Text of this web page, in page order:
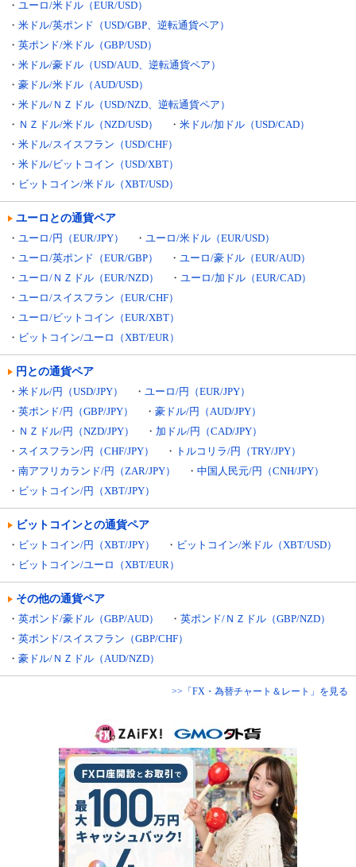
・ ユーロ/米ドル（EUR/USD）
・ 米ドル/英ポンド（USD/GBP、逆転通貨ペア）
・ 英ポンド/米ドル（GBP/USD）
・ 米ドル/豪ドル（USD/AUD、逆転通貨ペア）
・ 豪ドル/米ドル（AUD/USD）
・ 米ドル/ＮＺドル（USD/NZD、逆転通貨ペア）
・ ＮＺドル/米ドル（NZD/USD） ・ 米ドル/加ドル（USD/CAD）
・ 米ドル/スイスフラン（USD/CHF）
・ 米ドル/ビットコイン（USD/XBT）
・ ビットコイン/米ドル（XBT/USD）
ユーロとの通貨ペア
・ ユーロ/円（EUR/JPY） ・ ユーロ/米ドル（EUR/USD）
・ ユーロ/英ポンド（EUR/GBP） ・ ユーロ/豪ドル（EUR/AUD）
・ ユーロ/ＮＺドル（EUR/NZD） ・ ユーロ/加ドル（EUR/CAD）
・ ユーロ/スイスフラン（EUR/CHF）
・ ユーロ/ビットコイン（EUR/XBT）
・ ビットコイン/ユーロ（XBT/EUR）
円との通貨ペア
・ 米ドル/円（USD/JPY） ・ ユーロ/円（EUR/JPY）
・ 英ポンド/円（GBP/JPY） ・ 豪ドル/円（AUD/JPY）
・ ＮＺドル/円（NZD/JPY） ・ 加ドル/円（CAD/JPY）
・ スイスフラン/円（CHF/JPY） ・ トルコリラ/円（TRY/JPY）
・ 南アフリカランド/円（ZAR/JPY） ・ 中国人民元/円（CNH/JPY）
・ ビットコイン/円（XBT/JPY）
ビットコインとの通貨ペア
・ ビットコイン/円（XBT/JPY） ・ ビットコイン/米ドル（XBT/USD）
・ ビットコイン/ユーロ（XBT/EUR）
その他の通貨ペア
・ 英ポンド/豪ドル（GBP/AUD） ・ 英ポンド/ＮＺドル（GBP/NZD）
・ 英ポンド/スイスフラン（GBP/CHF）
・ 豪ドル/ＮＺドル（AUD/NZD）
>>「FX・為替チャート＆レート」を見る